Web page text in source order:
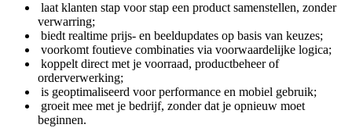
laat klanten stap voor stap een product samenstellen, zonder
verwarring;
biedt realtime prijs- en beeldupdates op basis van keuzes;
voorkomt foutieve combinaties via voorwaardelijke logica;
koppelt direct met je voorraad, productbeheer of
orderverwerking;
is geoptimaliseerd voor performance en mobiel gebruik;
groeit mee met je bedrijf, zonder dat je opnieuw moet
beginnen.